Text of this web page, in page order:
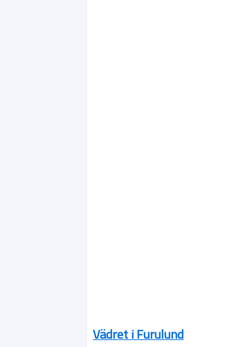
Vädret i Furulund